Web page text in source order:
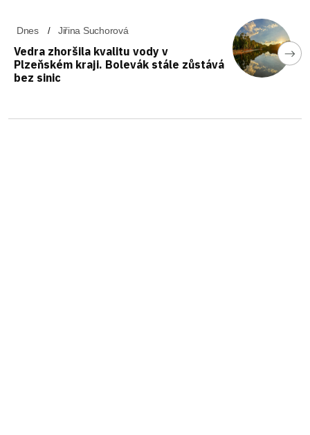
Dnes Jiřina Suchorová
Vedra zhoršila kvalitu vody v
Plzeňském kraji. Bolevák stále zůstává
bez sinic